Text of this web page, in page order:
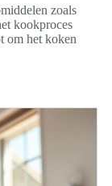
zoals
kookproces
om het koken